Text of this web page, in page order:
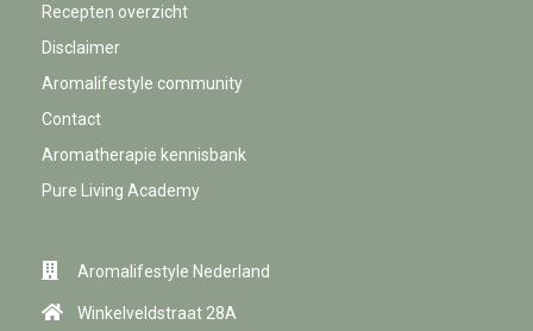
Recepten overzicht
Disclaimer
Aromalifestyle community
Contact
Aromatherapie kennisbank
Pure Living Academy
Aromalifestyle Nederland
Winkelveldstraat 28A